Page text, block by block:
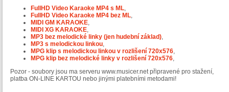
FullHD Video Karaoke MP4 s ML
FullHD Video Karaoke MP4 bez ML
MIDI GM KARAOKE
MIDI XG KARAOKE
MP3 bez melodické linky (jen hudební základ)
MP3 s melodickou linkou
MPG klip s melodickou linkou v rozlišení 720x576
MPG klip bez melodické linky v rozlišení 720x576
Pozor - soubory jsou ma serveru www.musicer.net připravené pro stažení,
platba ON-LINE KARTOU nebo jinými platebními metodami!